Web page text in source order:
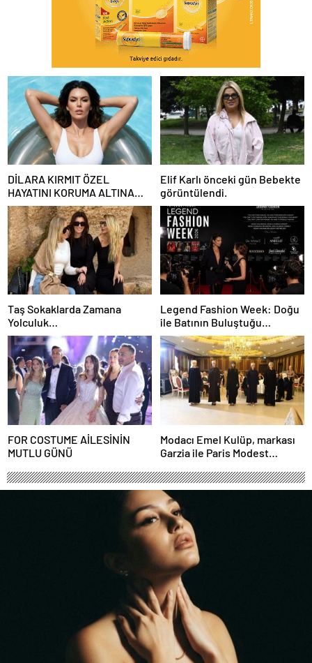
DİLARA KIRMIT ÖZEL
HAYATINI KORUMA ALTINA
ALDI
Elif Karlı önceki gün Bebekte
görüntülendi.
Taş Sokaklarda Zamana
Yolculuk…
Legend Fashion Week: Doğu
ile Batının Buluştuğu
Uluslararası Moda Sahnesi
FOR COSTUME AİLESİNİN
MUTLU GÜNÜ
Modacı Emel Kulüp, markası
Garzia ile Paris Modest
doldurdu.